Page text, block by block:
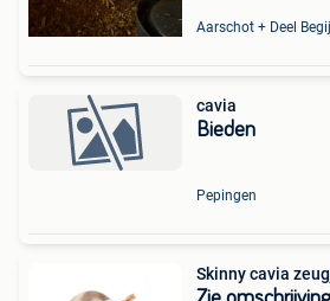
Aarschot + Deel
cavia
Bieden
Pepingen
Skinny cavia